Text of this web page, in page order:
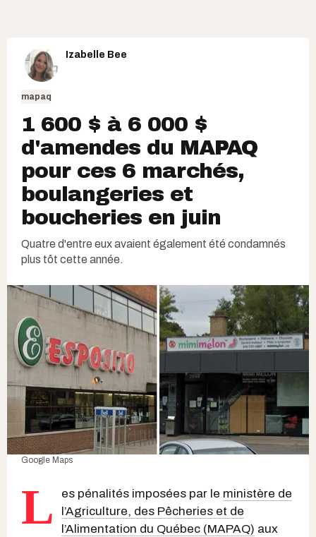
Izabelle Bee
mapaq
1 600 $ à 6 000 $
d'amendes du MAPAQ
pour ces 6 marchés,
boulangeries et
boucheries en juin
Quatre d'entre eux avaient également été condamnés
plus tôt cette année.
Google Maps
L es pénalités imposées par le ministère de
l’Agriculture, des Pêcheries et de
l’Alimentation du Québec (MAPAQ) aux